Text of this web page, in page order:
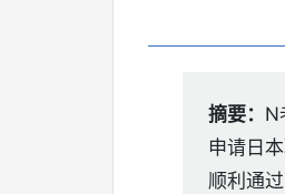
摘要： N
申请日
顺利通